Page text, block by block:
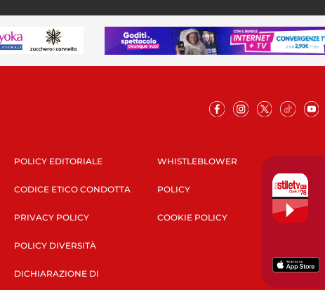
POLICY EDITORIALE
CODICE ETICO CONDOTTA
PRIVACY POLICY
POLICY DIVERSITÀ
DICHIARAZIONE DI
WHISTLEBLOWER
POLICY
COOKIE POLICY